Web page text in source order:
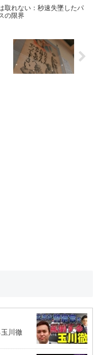
取れない：秒速失墜したパ
の限界
川徹